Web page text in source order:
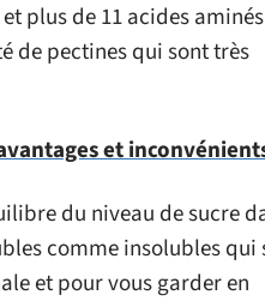
plus de 11 acides aminés
de pectines qui sont très
et
du niveau de sucre
comme insolubles qui
et pour vous garder en